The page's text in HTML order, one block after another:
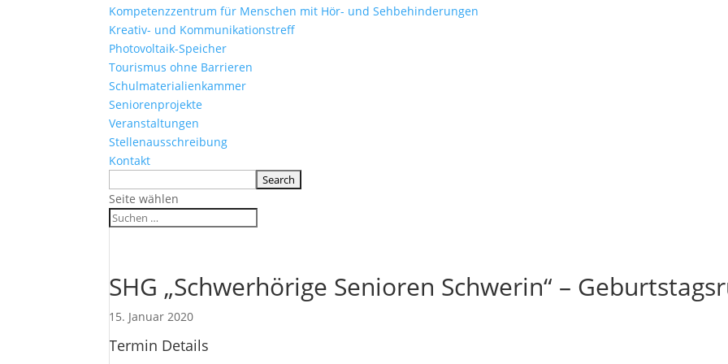
Kompetenzzentrum für Menschen mit Hör- und Sehbehinderungen
Kreativ- und Kommunikationstreff
Photovoltaik-Speicher
Tourismus ohne Barrieren
Schulmaterialienkammer
Seniorenprojekte
Veranstaltungen
Stellenausschreibung
Kontakt
Seite wählen
SHG „Schwerhörige Senioren Schwerin“ –
15. Januar 2020
Termin Details